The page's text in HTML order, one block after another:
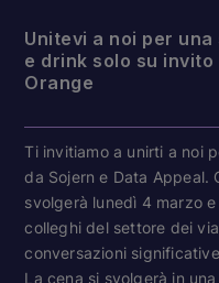
Unitevi a noi per
e drink solo su
Orange
Ti invitiamo a unirti a noi
da Sojern e Data Appeal.
svolgerà lunedì 4 marzo
colleghi del settore dei
conversazioni
La cena si svolgerà in